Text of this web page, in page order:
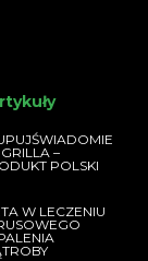
–
POLSKI
W LECZENIU